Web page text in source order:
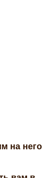
на него